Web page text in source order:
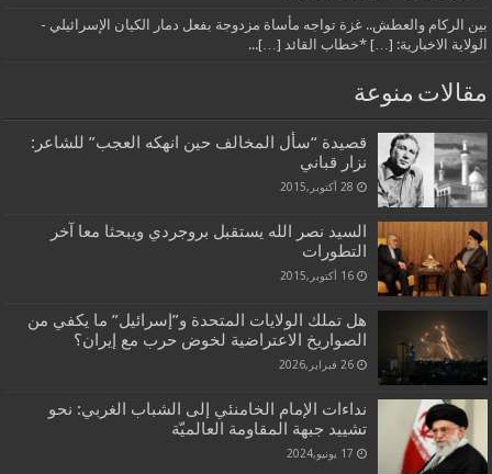
بين الركام والعطش.. غزة تواجه مأساة مزدوجة بفعل دمار الكيان الإسرائيلي -
الولاية الاخبارية: […] *خطاب القائد […]...
مقالات منوعة
قصيدة “سأل المخالف حين انهكه العجب” للشاعر:
نزار قباني
28 أكتوبر,2015
السيد نصر الله يستقبل بروجردي ويبحثا معا آخر
التطورات
16 أكتوبر,2015
هل تملك الولايات المتحدة و”إسرائيل” ما يكفي من
الصواريخ الاعتراضية لخوض حرب مع إيران؟
26 فبراير,2026
نداءات الإمام الخامنئي إلى الشباب الغربي: نحو
تشييد جبهة المقاومة العالميّة
17 يونيو,2024